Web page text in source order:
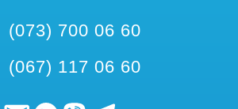
(073) 700 06 60
(067) 117 06 60